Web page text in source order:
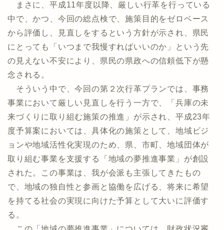
まさに、平成11年度以降、厳しい行革を行っている
中で、かつ、今回の総点検で、施策目的をゼロベース
から評価し、見直しをするという方針が示され、県民
にとっても「いつまで我慢すればいいのか」という先
の見えない不安により、県民の県政への信頼低下が懸
念される。
そういう中で、今回の第２次行革プランでは、事務
事業において厳しい見直しを行う一方で、「兵庫の未
来づくりに取り組む施策の推進」が示され、平成23年
度予算案においては、具体化の施策として、地域ビジ
ョンや地域活性化実現のため、県、市町、地域団体が
取り組む事業を支援する「地域の夢推進事業」が創設
された。この事業は、我が会派も主張してきたもの
で、地域の独自性と参画と協働を広げる、将来に希望
を持てる社会の実現に向けた予算として大いに評価す
る。